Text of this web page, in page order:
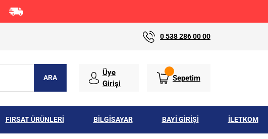
0 538 286 00 00
ARA
Üye
Girişi
Sepetim
FIRSAT ÜRÜNLERİ BİLGİSAYAR BAYİ GİRİŞİ İLETKOM